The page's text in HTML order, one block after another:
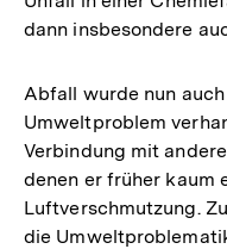
dann insbesondere
Abfall wurde nun
Umweltproblem
Verbindung mit
denen er früher kaum
Luftverschmutzung.
die